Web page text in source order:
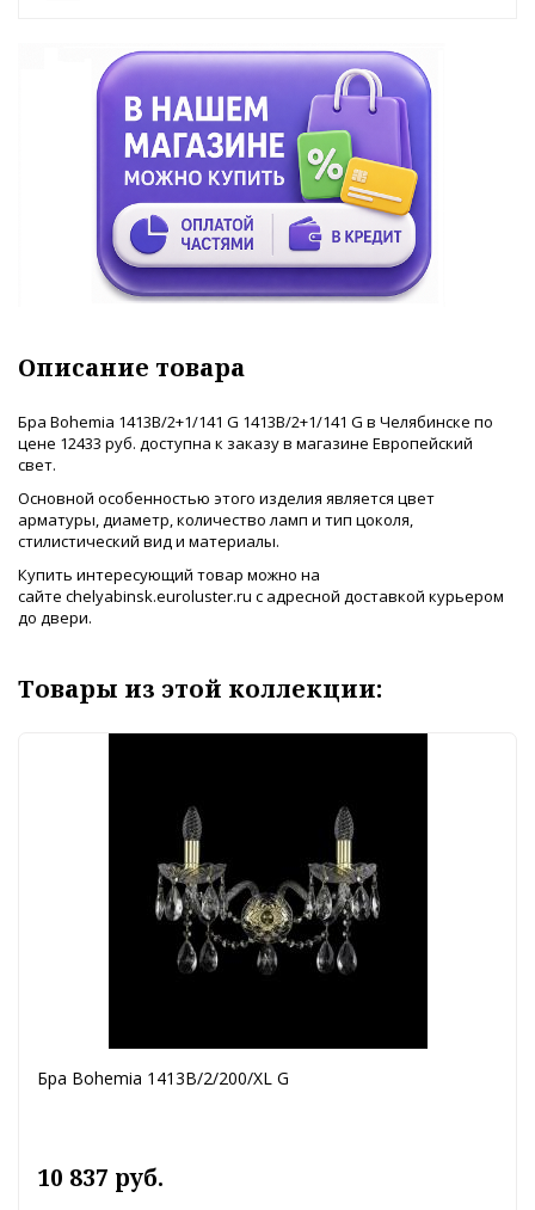
Описание товара
Бра Bohemia 1413B/2+1/141 G 1413B/2+1/141 G в Челябинске по
цене 12433 руб. доступна к заказу в магазине Европейский
свет.
Основной особенностью этого изделия является цвет
арматуры, диаметр, количество ламп и тип цоколя,
стилистический вид и материалы.
Купить интересующий товар можно на
сайте chelyabinsk.euroluster.ru с адресной доставкой курьером
до двери.
Товары из этой коллекции:
Бра Bohemia 1413B/2/200/XL G
10 837 руб.